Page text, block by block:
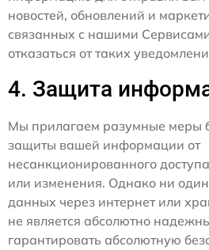
новостей, обновлений и
связанных с нашими
отказаться от таких
4. Защита
Мы прилагаем разумные меры
защиты вашей информации от
несанкционированного
или изменения. Однако ни
данных через интернет или
не является абсолютно
гарантировать абсолютную